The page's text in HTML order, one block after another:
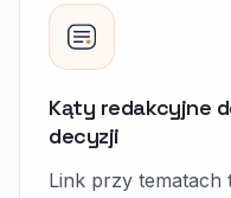
Kąty redakcyjne
decyzji
Link przy tematach